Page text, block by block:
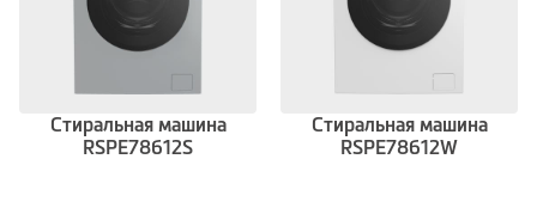
Стиральная машина
RSPE78612S
Стиральная машина
RSPE78612W